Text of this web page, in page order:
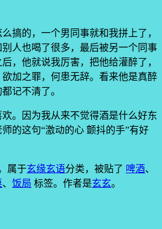
搞的，一个男同事就和我拼上了，
人也喝了很多，最后被另一个同事
，他就说我厉害，把他给灌醉了，
加之罪，何患无辞。看来他是真醉
记不清了。
。因为我从来不觉得酒是什么好东
的这句“激动的心 颤抖的手”有好
属于玄缘玄语分类，被贴了 啤酒、
、 饭局 标签。 作者是玄玄。